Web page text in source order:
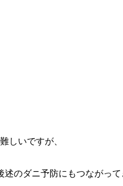
しいですが、
のダニ予防にもつながって